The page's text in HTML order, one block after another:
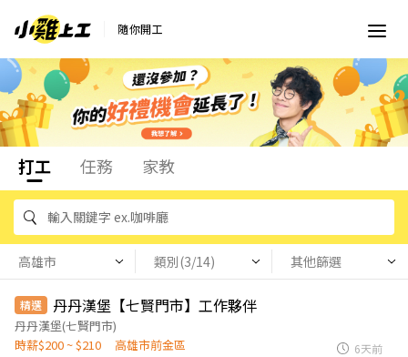
隨你開工
打工 任務 家教
高雄市 類別(3/14) 其他篩選
精選 丹丹漢堡【七賢門市】工作夥伴
丹丹漢堡(七賢門市)
時薪$200 ~ $210
高雄市前金區 6天前